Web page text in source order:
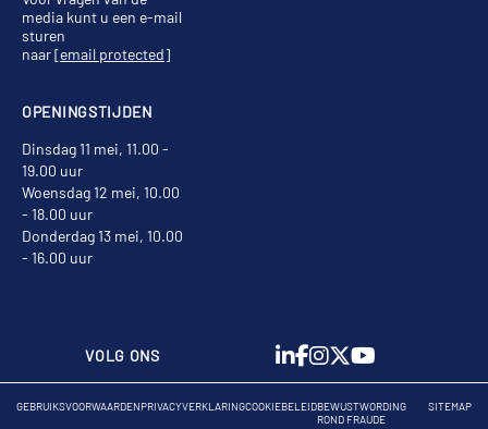
OPENINGSTIJDEN
Dinsdag 11 mei, 11.00 -
19.00 uur
Woensdag 12 mei, 10.00
- 18.00 uur
Donderdag 13 mei, 10.00
- 16.00 uur
media kunt u een e-mail
sturen
naar[email protected]
VOLG ONS
GEBRUIKSVOORWAARDENPRIVACYVERKLARINGCOOKIEBELEIDBEWUSTWORDING
ROND FRAUDE
SITEMAP